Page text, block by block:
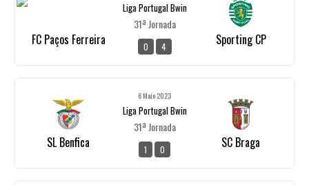
FC Paços Ferreira
Liga Portugal Bwin
31ª Jornada
0 4 Sporting CP
SL Benfica
6 Maio 2023
Liga Portugal Bwin
31ª Jornada
1 0 SC Braga